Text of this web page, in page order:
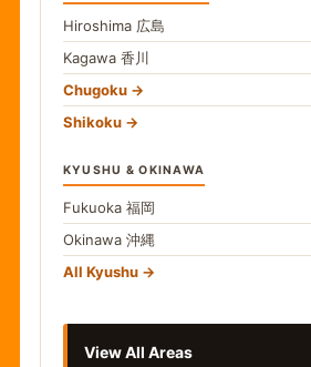
Hiroshima 広島
Kagawa 香川
Chugoku
Shikoku
KYUSHU & OKINAWA
Fukuoka 福岡
Okinawa 沖縄
All Kyushu
View All Areas